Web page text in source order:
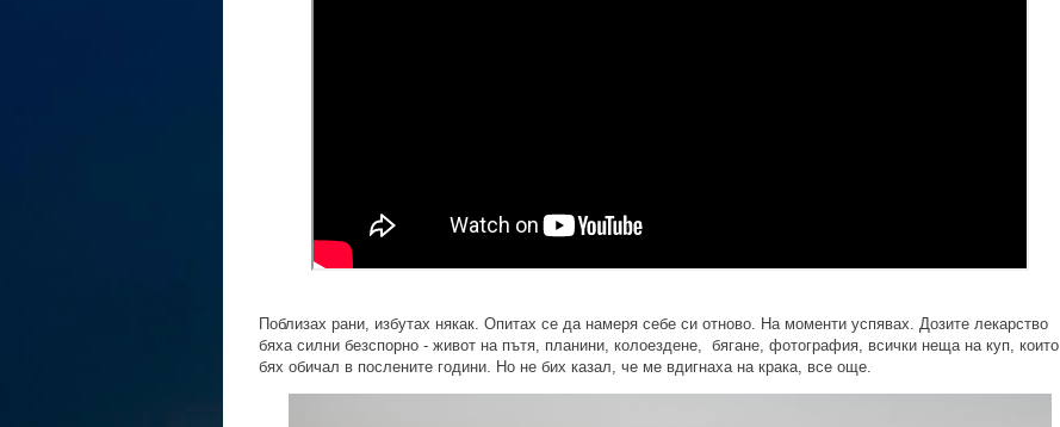
Поблизах рани, избутах някак. Опитах се да намеря себе си отново. На моменти успявах. Дозите лекарство
бяха силни безспорно - живот на пътя, планини, колоездене, бягане, фотография, всички неща на куп, които
бях обичал в послените години. Но не бих казал, че ме вдигнаха на крака, все още.